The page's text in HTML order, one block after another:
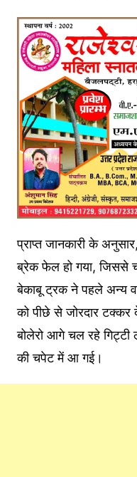
प्राप्त जानकारी के
ब्रेक फेल हो गया, जिससे
बेकाबू ट्रक ने पहले अन्य
को पीछे से जोरदार टक्कर
बोलेरो आगे चल रहे
की चपेट में आ गई।